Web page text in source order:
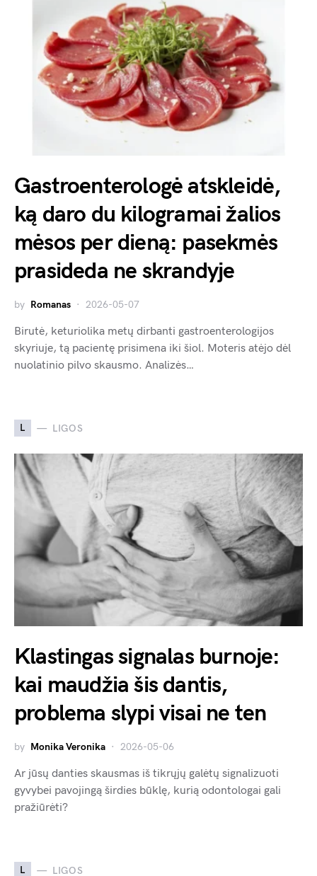
Gastroenterologė atskleidė,
ką daro du kilogramai žalios
mėsos per dieną: pasekmės
prasideda ne skrandyje
by Romanas 2026-05-07
Birutė, keturiolika metų dirbanti gastroenterologijos
skyriuje, tą pacientę prisimena iki šiol. Moteris atėjo dėl
nuolatinio pilvo skausmo. Analizės…
L LIGOS
Klastingas signalas burnoje:
kai maudžia šis dantis,
problema slypi visai ne ten
by Monika Veronika 2026-05-06
Ar jūsų danties skausmas iš tikrųjų galėtų signalizuoti
gyvybei pavojingą širdies būklę, kurią odontologai gali
pražiūrėti?
L LIGOS